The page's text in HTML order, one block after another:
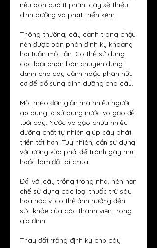
nếu bón quá ít phân, cây sẽ thiếu
dinh dưỡng và phát triển kém.
Thông thường, cây cảnh trong chậu
nên được bón phân định kỳ khoảng
hai tuần một lần. Có thể sử dụng
các loại phân bón chuyên dụng
dành cho cây cảnh hoặc phân hữu
cơ để bổ sung dinh dưỡng cho cây.
Một mẹo đơn giản mà nhiều người
áp dụng là sử dụng nước vo gạo để
tưới cây. Nước vo gạo chứa nhiều
dưỡng chất tự nhiên giúp cây phát
triển tốt hơn. Tuy nhiên, cần sử dụng
với lượng vừa phải để tránh gây mùi
hoặc làm đất bị chua.
Đối với cây trồng trong nhà, nên hạn
chế sử dụng các loại thuốc trừ sâu
hóa học vì có thể ảnh hưởng đến
sức khỏe của các thành viên trong
gia đình.
Thay đất trồng định kỳ cho cây